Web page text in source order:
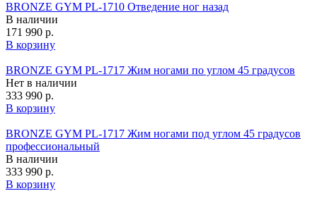
BRONZE GYM PL-1710 Отведение ног назад
В наличии
171 990 р.
В корзину
BRONZE GYM PL-1717 Жим ногами по углом 45 градусов
Нет в наличии
333 990 р.
В корзину
BRONZE GYM PL-1717 Жим ногами под углом 45 градусов
профессиональный
В наличии
333 990 р.
В корзину